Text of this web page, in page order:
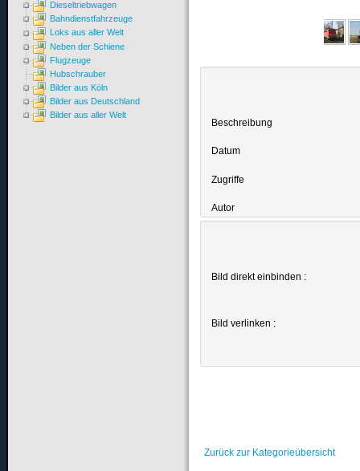
Beschreibung
Datum
Zugriffe
Autor
Bild direkt einbinden :
Bild verlinken :
Zurück zur Kategorieübersicht
Dieseltriebwagen
Bahndienstfahrzeuge
Loks aus aller Welt
Neben der Schiene
Flugzeuge
Hubschrauber
Bilder aus Köln
Bilder aus Deutschland
Bilder aus aller Welt